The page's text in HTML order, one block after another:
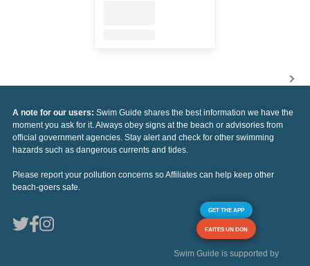
A note for our users: Swim Guide shares the best information we have the
moment you ask for it. Always obey signs at the beach or advisories from
official government agencies. Stay alert and check for other swimming
hazards such as dangerous currents and tides.
Please report your pollution concerns so Affiliates can help keep other
beach-goers safe.
GET THE APP
FAITES UN DON
Swim Guide is supported by